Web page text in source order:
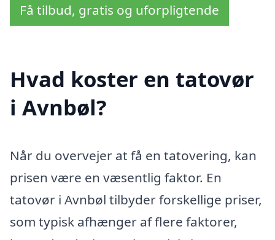
Få tilbud, gratis og uforpligtende
Hvad koster en tatovør
i Avnbøl?
Når du overvejer at få en tatovering, kan
prisen være en væsentlig faktor. En
tatovør i Avnbøl tilbyder forskellige priser,
som typisk afhænger af flere faktorer,